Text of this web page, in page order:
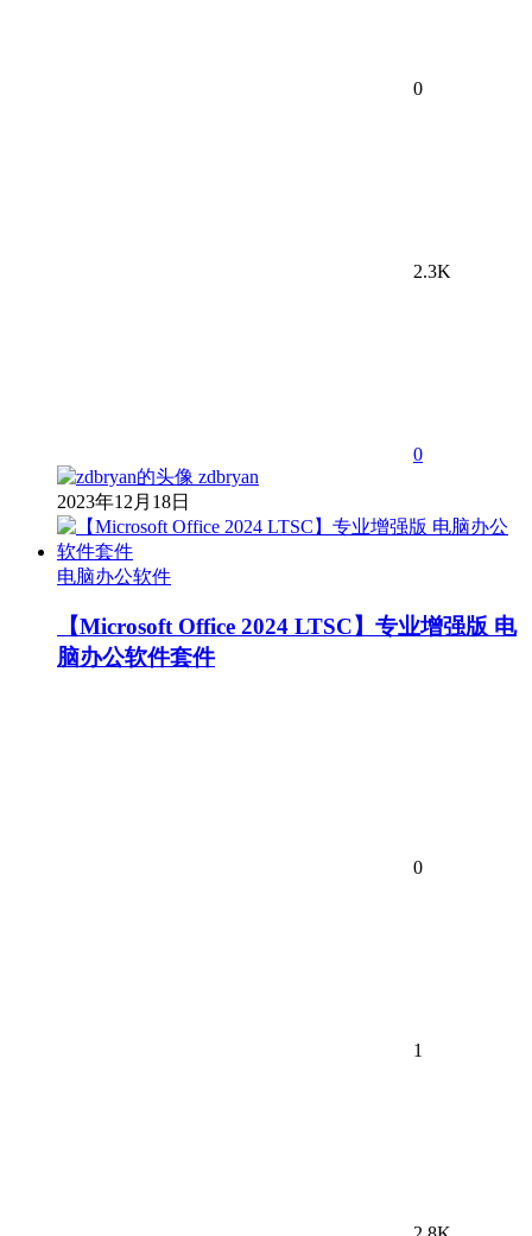
0
2.3K
0
zdbryan
2023年12月18日
电脑办公软件
【Microsoft Office 2024 LTSC】专业增强版 电
脑办公软件套件
0
1